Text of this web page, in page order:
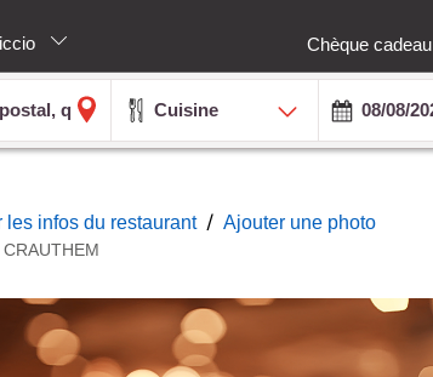
Chèque cadeau
Cuisine
les infos du restaurant / Ajouter une photo